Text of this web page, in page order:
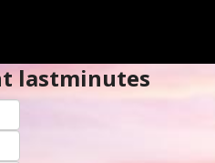
lastminutes